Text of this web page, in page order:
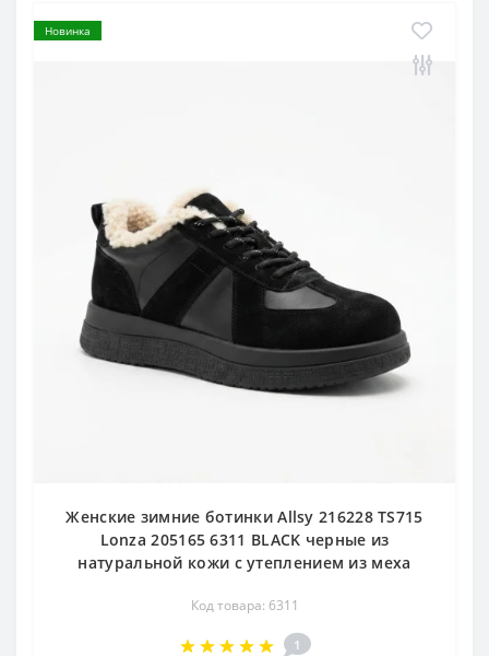
Новинка
Женские зимние ботинки Allsy 216228 TS715
Lonza 205165 6311 BLACK черные из
натуральной кожи с утеплением из меха
Код товара: 6311
1